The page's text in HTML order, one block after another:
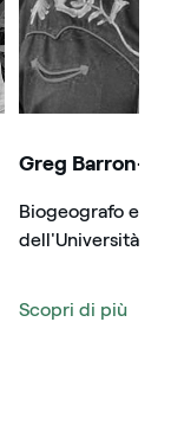
Greg Barron-
Biogeografo e
dell'Università
Scopri di più